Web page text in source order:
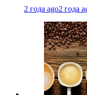
2 года ago2 года